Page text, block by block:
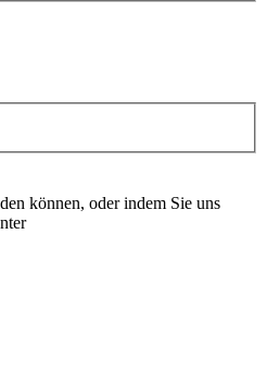
können, oder indem Sie uns